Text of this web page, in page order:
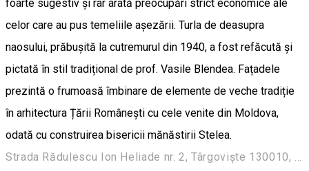
foarte sugestiv și rar arată preocupări strict economice ale
celor care au pus temeliile așezării. Turla de deasupra
naosului, prăbușită la cutremurul din 1940, a fost refăcută și
pictată în stil tradițional de prof. Vasile Blendea. Fațadele
prezintă o frumoasă îmbinare de elemente de veche tradiție
în arhitectura Țării Românești cu cele venite din Moldova,
odată cu construirea bisericii mănăstirii Stelea.